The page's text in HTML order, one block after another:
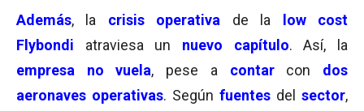
Además, la crisis operativa de la
low cost
Flybondi
atraviesa un nuevo capítulo. Así, la
empresa no vuela, pese a contar con dos
aeronaves operativas. Según fuentes del sector,